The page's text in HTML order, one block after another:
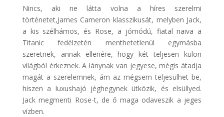
Nincs, aki ne látta volna a híres szerelmi
történetet,James Cameron klasszikusát, melyben Jack,
a kis szélhámos, és Rose, a jómódú, fiatal naiva a
Titanic fedélzetén menthetetlenül egymásba
szeretnek, annak ellenére, hogy két teljesen külön
világból érkeznek. A lánynak van jegyese, mégis átadja
magát a szerelemnek, ám az mégsem teljesülhet be,
hiszen a luxushajó jéghegynek ütközik, és elsüllyed.
Jack megmenti Rose-t, de ő maga odaveszik a jeges
vízben.